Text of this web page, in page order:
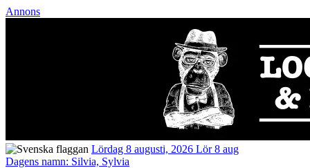
Annons
Lördag 8 augusti, 2026 Lör 8 aug
Dagens namn: Silvia, Sylvia